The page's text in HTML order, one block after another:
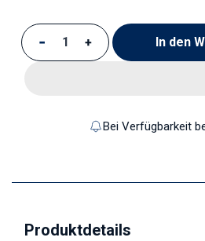
Verringere die Menge für
Erhöhe die
In den
Bei Verfügbarkeit
Produktdetails